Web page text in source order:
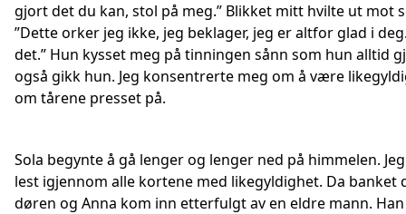
gjort det du kan, stol på meg.” Blikket mitt hvilte ut mot
”Dette orker jeg ikke, jeg beklager, jeg er altfor glad i
det.” Hun kysset meg på tinningen sånn som hun alltid
også gikk hun. Jeg konsentrerte meg om å være
om tårene presset på.
Sola begynte å gå lenger og lenger ned på himmelen.
lest igjennom alle kortene med likegyldighet. Da banket
døren og Anna kom inn etterfulgt av en eldre mann. Han